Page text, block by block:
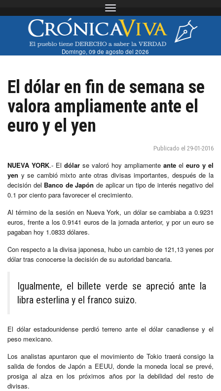
Toggle navigation
Domingo, 09 de agosto del 2026
El dólar en fin de semana se
valora ampliamente ante el
euro y el yen
Publicado el 29-01-2016
NUEVA YORK.- El dólar se valoró hoy ampliamente ante el euro y el
yen y se cambió mixto ante otras divisas importantes, después de la
decisión del Banco de Japón de aplicar un tipo de interés negativo del
0.1 por ciento para favorecer el crecimiento.
Al término de la sesión en Nueva York, un dólar se cambiaba a 0.9231
euros, frente a los 0.9141 euros de la jornada anterior, y por un euro se
pagaban hoy 1.0833 dólares.
Con respecto a la divisa japonesa, hubo un cambio de 121,13 yenes por
dólar tras conocerse la decisión de su autoridad bancaria.
Igualmente, el billete verde se apreció ante la
libra esterlina y el franco suizo.
El dólar estadounidense perdió terreno ante el dólar canadiense y el
peso mexicano.
Los analistas apuntaron que el movimiento de Tokio traerá consigo la
salida de fondos de Japón a EEUU, donde la moneda local se prevé,
prosiga al alza en los próximos años por la debilidad del resto de
divisas.